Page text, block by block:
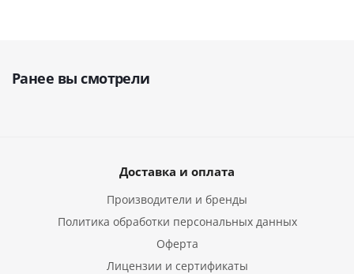
Ранее вы смотрели
Доставка и оплата
Производители и бренды
Политика обработки персональных данных
Оферта
Лицензии и сертификаты